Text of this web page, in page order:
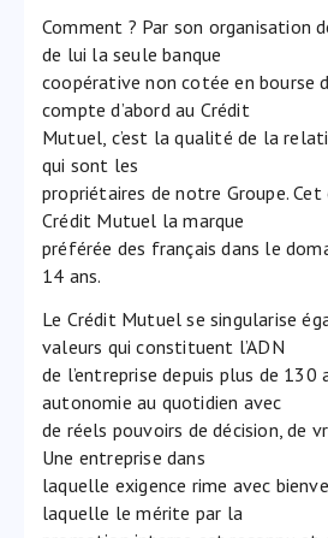
Comment ? Par son organisation
de lui la seule banque
coopérative non cotée en bourse
compte d’abord au Crédit
Mutuel, c’est la qualité de la
qui sont les
propriétaires de notre Groupe.
Crédit Mutuel la marque
préférée des français dans le
14 ans.
Le Crédit Mutuel se singularise
valeurs qui constituent l’ADN
de l’entreprise depuis plus de
autonomie au quotidien avec
de réels pouvoirs de décision, de
Une entreprise dans
laquelle exigence rime avec
laquelle le mérite par la